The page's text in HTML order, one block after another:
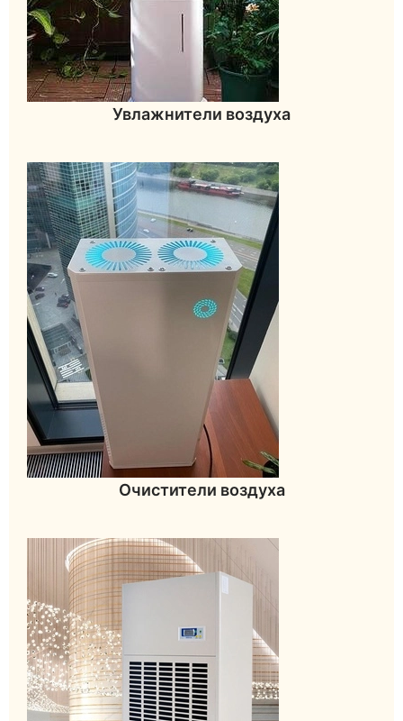
Увлажнители воздуха
Очистители воздуха